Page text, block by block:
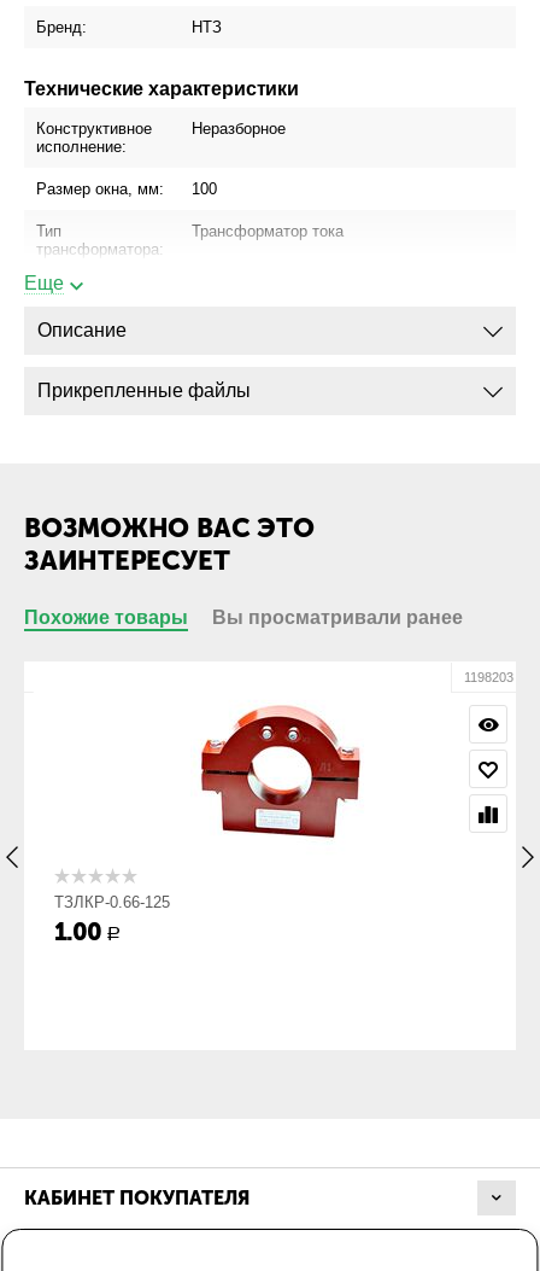
Бренд: НТЗ
Технические характеристики
Конструктивное
исполнение:
Неразборное
Размер окна, мм: 100
Тип
трансформатора:
Трансформатор тока
Еще
Описание
Прикрепленные файлы
ВОЗМОЖНО ВАС ЭТО
ЗАИНТЕРЕСУЕТ
Похожие товары Вы просматривали ранее
1198203
ТЗЛКР-0.66-125
1.00 Р
КАБИНЕТ ПОКУПАТЕЛЯ